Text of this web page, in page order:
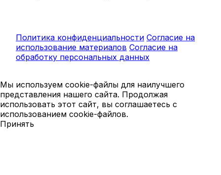
Политика конфиденциальности Согласие на
использование материалов Согласие на
обработку персональных данных
Мы используем cookie-файлы для наилучшего
представления нашего сайта. Продолжая
использовать этот сайт, вы соглашаетесь с
использованием cookie-файлов.
Принять